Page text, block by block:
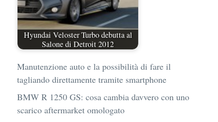
Hyundai Veloster Turbo debutta al
Salone di Detroit 2012
Manutenzione auto e la possibilità di fare il
tagliando direttamente tramite smartphone
BMW R 1250 GS: cosa cambia davvero con uno
scarico aftermarket omologato